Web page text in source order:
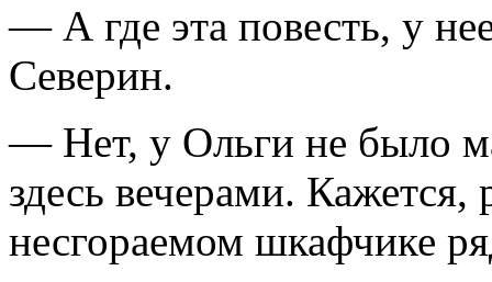
— А где эта повесть, у
Северин.
— Нет, у Ольги не было
здесь вечерами.
несгораемом шкафчике